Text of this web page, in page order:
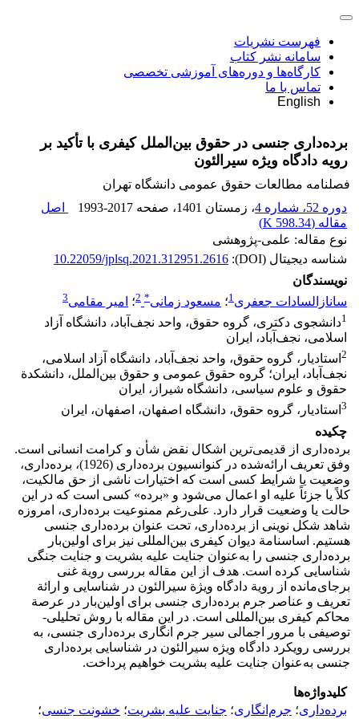
فهرست نشریات
سامانه نشر کتاب
کارگاه‌ها و دوره‌های آموزشی تخصصی
تماس با ما
English
برده‌داری جنسی در حقوق بین‌الملل کیفری با تأکید بر
رویه دادگاه ویژه سیرالئون
فصلنامه مطالعات حقوق عمومی دانشگاه تهران
دوره 52، شماره 4
، زمستان 1401 ، صفحه 1993-2017
اصل
مقاله (598.34 K
)
نوع مقاله: علمی-پژوهشی
شناسه دیجیتال (DOI):
10.22059/jplsq.2021.312951.2616
نویسندگان
سانازالسادات جعفری1؛ مسعود زمانی*
2؛ امیر مقامی3
1دانشجوی دکتری، گروه حقوق، واحد نجف‌آباد، دانشگاه آزاد
اسلامی، نجف‌آباد، ایران
2 استادیار، گروه حقوق، واحد نجف‌آباد، دانشگاه آزاد اسلامی،
نجف‌آباد، ایران؛ گروه حقوق عمومی و حقوق بین‌الملل، دانشکدة
حقوق و علوم سیاسی، دانشگاه شیراز، ایران
3 استادیار، گروه حقوق، دانشگاه اصفهان، اصفهان، ایران
چکیده
برده‌داری از قدیمی‌ترین اشکال نقض شأن و کرامت انسانی است.
وفق تعریف ارائه‌شده در کنوانسیون برده‌داری (1926)، برده‌داری،
وضعیت یا شرایط کسی است که اختیارات ناشی از حق مالکیت،
کلاً یا جزئاً علیه او اعمال می‌شود و «برده» کسی است که در این
حالت یا وضعیت قرار دارد. علی‌رغم ممنوعیت برده‌داری، امروزه
شاهد شکل نوینی از برده‌داری، تحت عنوان برده‌داری جنسی
هستیم. اساسنامة دیوان کیفری بین‌المللی نیز برای اولین‌بار
برده‌داری جنسی را به‌عنوان جنایت علیه بشریت و جنایت جنگی
شناسایی کرده است. هدف از این مقاله بررسی رویة غنی
برجای‌مانده از رویة دادگاه ویژة سیرالئون در شناسایی و ارائة
تعریف و عناصر جرم برده‌داری جنسی برای اولین‌بار در عرصة
محاکم کیفری بین‌المللی است. در این مقاله با روش تحلیلی-
توصیفی با مرور اجمالی سیر جرم انگاری برده‌داری جنسی، به
بررسی رویکرد دادگاه ویژه سیرالئون در شناسایی برده‌داری
جنسی به‌عنوان جنایت علیه بشریت خواهیم پرداخت.
کلیدواژه‌ها
برده‌داری؛ جرم‌انگاری؛ جنایت علیه بشریت؛ خشونت جنسی؛